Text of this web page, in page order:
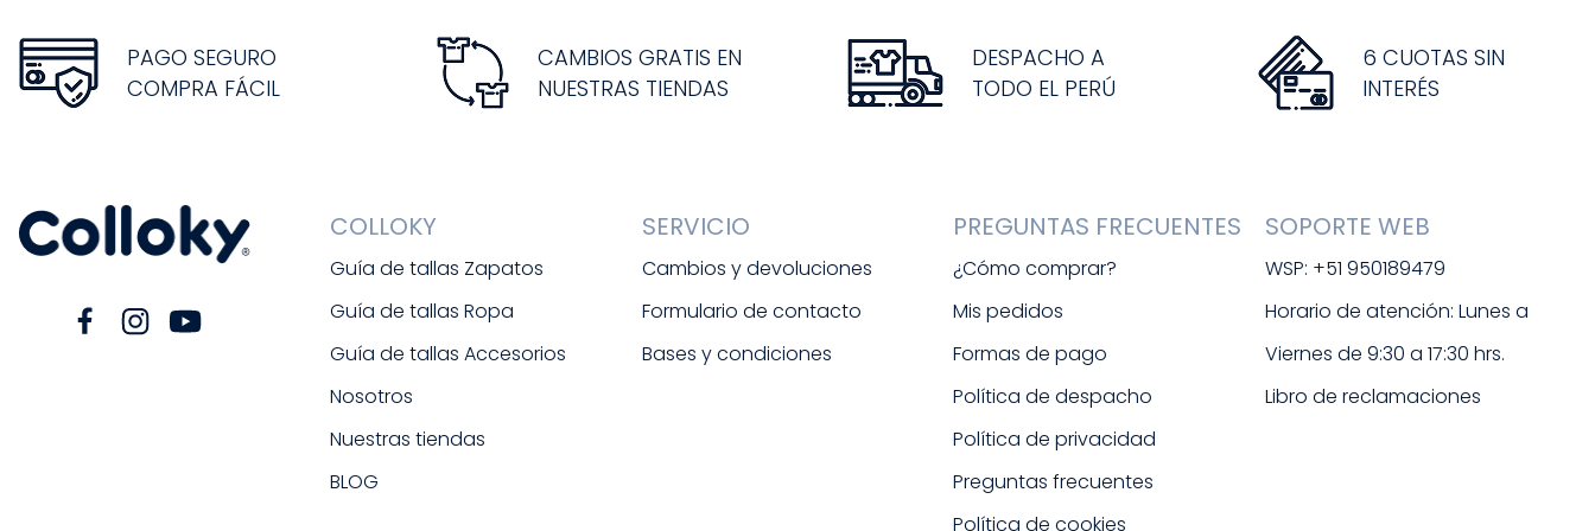
PAGO SEGURO
COMPRA FÁCIL
CAMBIOS GRATIS EN
NUESTRAS TIENDAS
DESPACHO A
TODO EL PERÚ
6 CUOTAS SIN
INTERÉS
COLLOKY
Guía de tallas Zapatos
Guía de tallas Ropa
Guía de tallas Accesorios
Nosotros
Nuestras tiendas
BLOG
SERVICIO
Cambios y devoluciones
Formulario de contacto
Bases y condiciones
PREGUNTAS FRECUENTES
¿Cómo comprar?
Mis pedidos
Formas de pago
Política de despacho
Política de privacidad
Preguntas frecuentes
Política de cookies
SOPORTE WEB
WSP: +51 950189479
Horario de atención: Lunes a
Viernes de 9:30 a 17:30 hrs.
Libro de reclamaciones